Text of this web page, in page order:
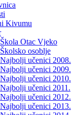
Kivumu
Škola Otac Vjeko
Školsko osoblje
Najbolji učenici 2008.
Najbolji učenici 2009.
Najbolji učenici 2010.
Najbolji učenici 2011.
Najbolji učenici 2012.
Najbolji učenici 2013.